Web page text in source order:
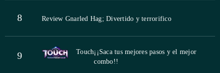
8 Review Gnarled Hag; Divertido y terrorifico
9 Touch¡¡Saca tus mejores pasos y el mejor
combo!!